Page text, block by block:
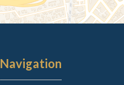
Navigation